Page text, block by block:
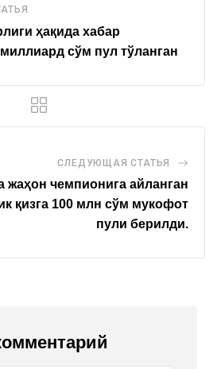
ҳақида хабар
сўм пул тўланган
СЛЕДУЮЩАЯ СТАТЬЯ
жаҳон чемпионига айланган
қизга 100 млн сўм мукофот
пули берилди.